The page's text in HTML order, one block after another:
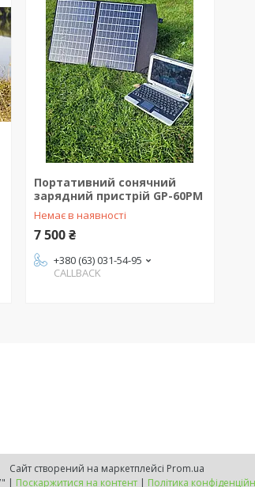
Портативний сонячний
зарядний пристрій GP-60PM
Немає в наявності
7 500 ₴
+380 (63) 031-54-95
CALLBACK
Сайт створений на маркетплейсі Prom.ua
ДП "Квазар-7" | Поскаржитися на контент | Політика